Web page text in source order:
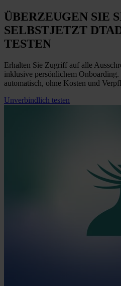
ÜBERZEUGEN SIE
SELBSTJETZT
TESTEN
Erhalten Sie Zugriff auf alle
inklusive persönlichem Onboarding.
automatisch, ohne Kosten und
Unverbindlich testen